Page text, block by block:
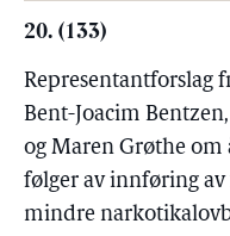
20. (133)
Representantforslag
Bent-Joacim
og Maren Grøthe om
følger av innføring
mindre